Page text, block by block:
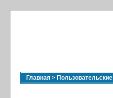
Главная > Пользовательские